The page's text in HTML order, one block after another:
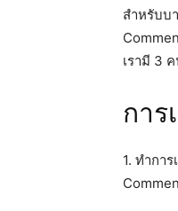
สำหรับบ
เรามี 3
การ
1. ทำกา